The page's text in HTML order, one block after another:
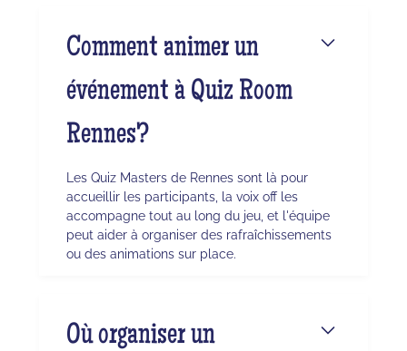
Comment animer un
événement à Quiz Room
Rennes?
Les Quiz Masters de Rennes sont là pour
accueillir les participants, la voix off les
accompagne tout au long du jeu, et l'équipe
peut aider à organiser des rafraîchissements
ou des animations sur place.
Où organiser un